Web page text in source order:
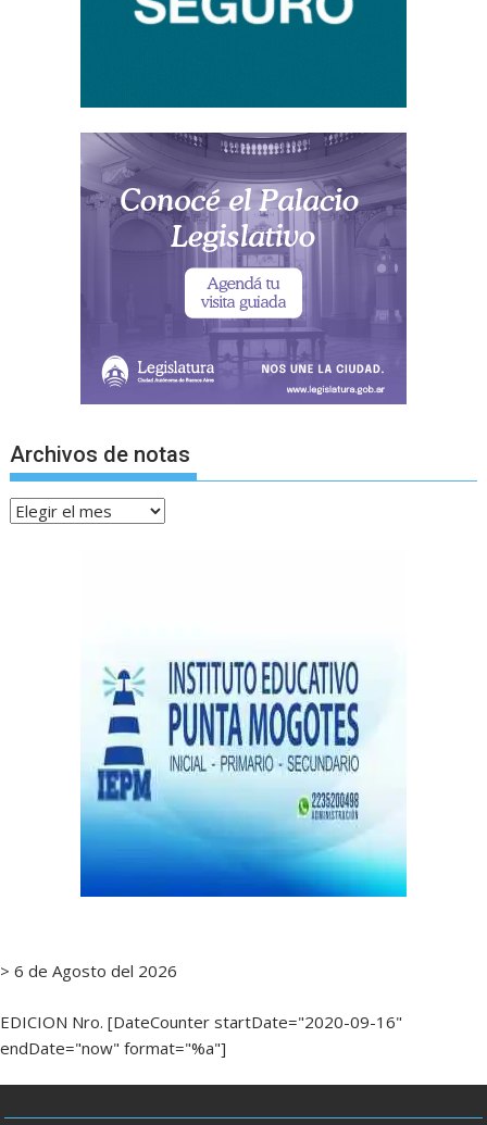
Archivos de notas
Archivos
> 6 de Agosto del 2026
EDICION Nro. [DateCounter startDate="2020-09-16"
endDate="now" format="%a"]